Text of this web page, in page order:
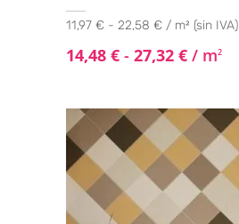
11,97 € - 22,58 € / m² (sin IVA)
14,48 € - 27,32 € / m2